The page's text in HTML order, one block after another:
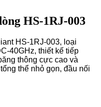
HS-1RJ-003
HS-1RJ-003, loại
40GHz, thiết kế tiếp
thông cực cao và
thể nhỏ gọn, đầu nối